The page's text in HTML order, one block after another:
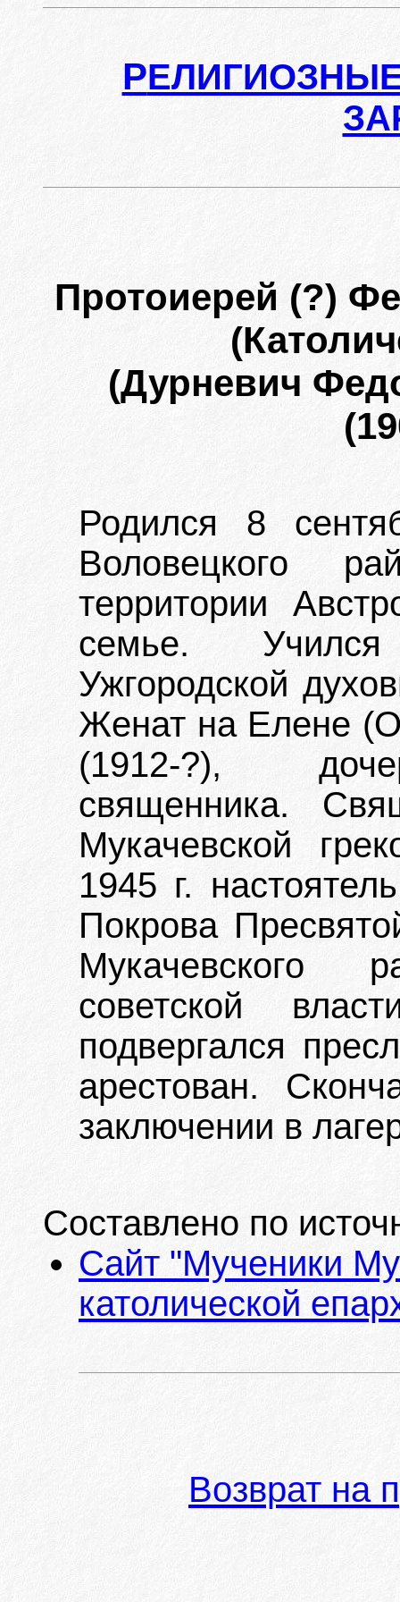
Р
Протоиерей (?)
(Дурневич
Родился 8
Воловецкого
территории
семье. Учился
Ужгородской
Женат на Елене
(1912-?),
священника.
Мукачевской
1945 г.
Покрова
Мукачевского
советской
подвергался
арестован.
заключении в
Составлено по
Сайт "Мученики
католической
Возврат на